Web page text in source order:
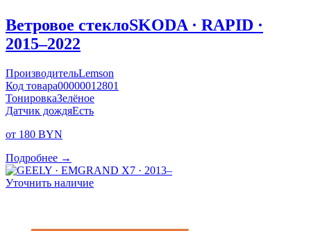
Ветровое стеклоSKODA · RAPID ·
2015–2022
ПроизводительLemson
Код товара00000012801
ТонировкаЗелёное
Датчик дождяЕсть
от 180 BYN
Подробнее →
Уточнить наличие